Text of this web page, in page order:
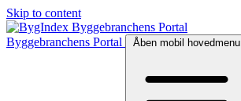
Skip to content
Byggebranchens Portal Åben mobil hovedmenu